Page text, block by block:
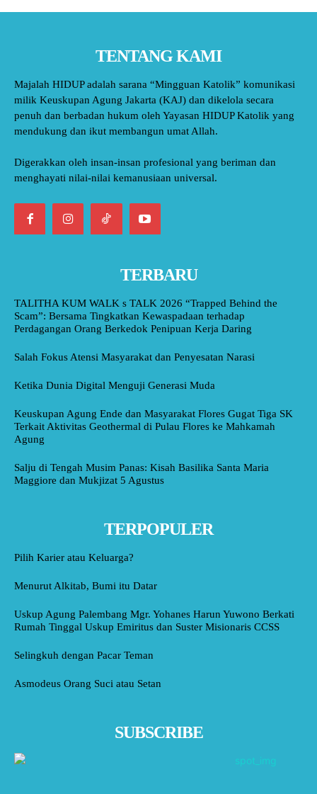
TENTANG KAMI
Majalah HIDUP adalah sarana “Mingguan Katolik” komunikasi
milik Keuskupan Agung Jakarta (KAJ) dan dikelola secara
penuh dan berbadan hukum oleh Yayasan HIDUP Katolik yang
mendukung dan ikut membangun umat Allah.
Digerakkan oleh insan-insan profesional yang beriman dan
menghayati nilai-nilai kemanusiaan universal.
TERBARU
TALITHA KUM WALK s TALK 2026 “Trapped Behind the
Scam”: Bersama Tingkatkan Kewaspadaan terhadap
Perdagangan Orang Berkedok Penipuan Kerja Daring
Salah Fokus Atensi Masyarakat dan Penyesatan Narasi
Ketika Dunia Digital Menguji Generasi Muda
Keuskupan Agung Ende dan Masyarakat Flores Gugat Tiga SK
Terkait Aktivitas Geothermal di Pulau Flores ke Mahkamah
Agung
Salju di Tengah Musim Panas: Kisah Basilika Santa Maria
Maggiore dan Mukjizat 5 Agustus
TERPOPULER
Pilih Karier atau Keluarga?
Menurut Alkitab, Bumi itu Datar
Uskup Agung Palembang Mgr. Yohanes Harun Yuwono Berkati
Rumah Tinggal Uskup Emiritus dan Suster Misionaris CCSS
Selingkuh dengan Pacar Teman
Asmodeus Orang Suci atau Setan
SUBSCRIBE